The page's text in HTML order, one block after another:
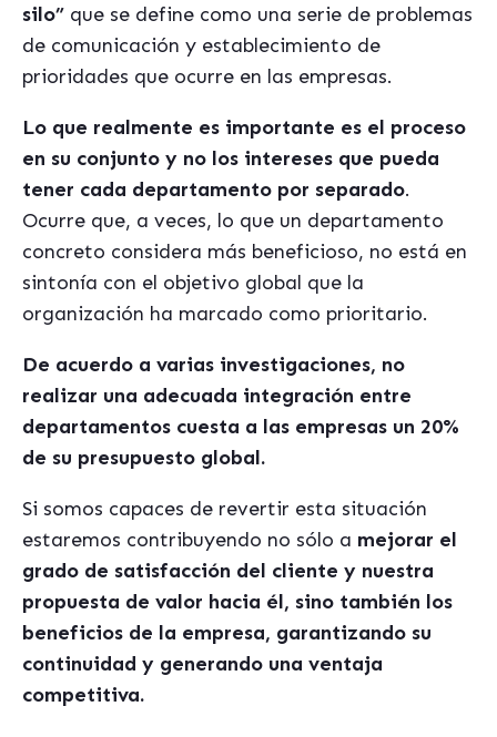
silo” que se define como una serie de problemas
de comunicación y establecimiento de
prioridades que ocurre en las empresas.
Lo que realmente es importante es el proceso
en su conjunto y no los intereses que pueda
tener cada departamento por separado.
Ocurre que, a veces, lo que un departamento
concreto considera más beneficioso, no está en
sintonía con el objetivo global que la
organización ha marcado como prioritario.
De acuerdo a varias investigaciones, no
realizar una adecuada integración entre
departamentos cuesta a las empresas un 20%
de su presupuesto global.
Si somos capaces de revertir esta situación
estaremos contribuyendo no sólo a mejorar el
grado de satisfacción del cliente y nuestra
propuesta de valor hacia él, sino también los
beneficios de la empresa, garantizando su
continuidad y generando una ventaja
competitiva.